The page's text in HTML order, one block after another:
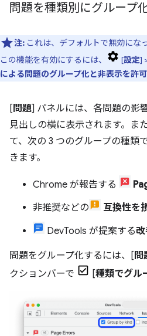
問題を種類別にグループ
注: これは、デフォルトで無効にな
この機能を有効にするには、
[設定]
による問題のグループ化と非表示を許
[ 問題] パネルには、各問題の影
見出しの横に表示されます。ま
て、次の 3 つのグループの種類
きます。
Chrome が報告する
非推奨などの
互換性を
DevTools が提案する
問題をグループ化するには、[ 問
クションバーで
[種類でグル